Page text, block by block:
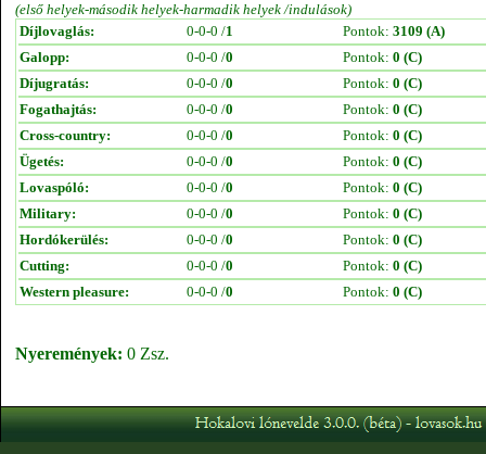
(első helyek-második helyek-harmadik helyek /indulások)
Díjlovaglás:
0-0-0 /1 Pontok: 3109 (A)
Galopp:
0-0-0 /0 Pontok: 0 (C)
Díjugratás:
0-0-0 /0 Pontok: 0 (C)
Fogathajtás:
0-0-0 /0 Pontok: 0 (C)
Cross-country:
0-0-0 /0 Pontok: 0 (C)
Ügetés:
0-0-0 /0 Pontok: 0 (C)
Lovaspóló:
0-0-0 /0 Pontok: 0 (C)
Military:
0-0-0 /0 Pontok: 0 (C)
Hordókerülés:
0-0-0 /0 Pontok: 0 (C)
Cutting:
0-0-0 /0 Pontok: 0 (C)
Western pleasure:
0-0-0 /0 Pontok: 0 (C)
Nyeremények: 0 Zsz.